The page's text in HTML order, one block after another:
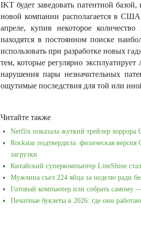
IKT будет заведовать патентной
новой компании располагается в
апреле, купив некоторое
находятся в постоянном поиске
использовать при разработке новых
тем, которые регулярно
нарушения пары незначительных
ощутимые последствия для той или
Читайте также
Netflix показала жуткий трейлер хоррора
Rockstar подтвердила: физическая версия
загрузки
Китайский суперкомпьютер LineShine
Мужчина съел 224 яйца за неделю ради
Готовый компьютер или собрать самому
Печатные буклеты в 2026: где они